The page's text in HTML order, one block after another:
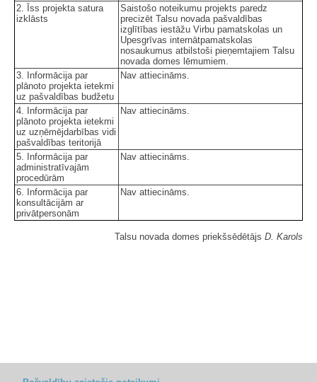
2. Īss projekta satura
izklāsts
Saistošo noteikumu projekts paredz
precizēt Talsu novada pašvaldības
izglītības iestāžu Virbu pamatskolas un
Upesgrīvas internātpamatskolas
nosaukumus atbilstoši pieņemtajiem Talsu
novada domes lēmumiem.
3. Informācija par
plānoto projekta ietekmi
uz pašvaldības budžetu
Nav attiecināms.
4. Informācija par
plānoto projekta ietekmi
uz uzņēmējdarbības vidi
pašvaldības teritorijā
Nav attiecināms.
5. Informācija par
administratīvajām
procedūrām
Nav attiecināms.
6. Informācija par
konsultācijām ar
privātpersonām
Nav attiecināms.
Talsu novada domes priekšsēdētājs D. Karols